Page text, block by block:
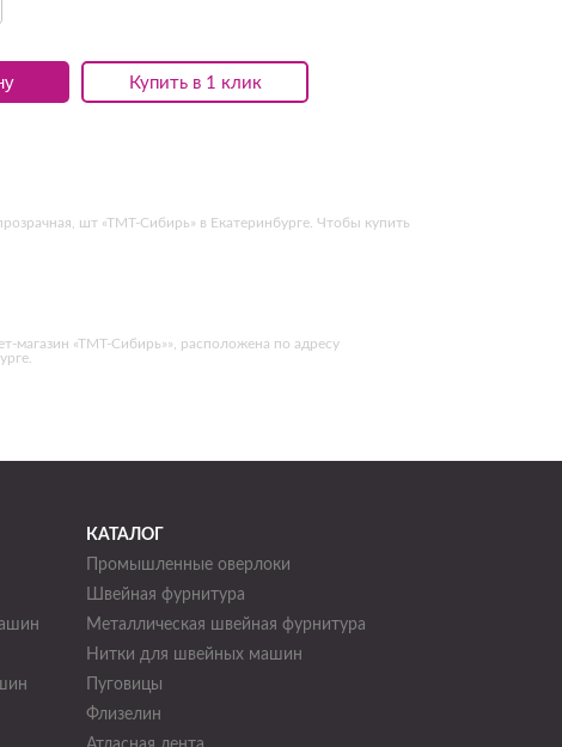
Купить в 1 клик
шт «ТМТ-Сибирь» в Екатеринбурге. Чтобы купить
«ТМТ-Сибирь»», расположена по адресу
КАТАЛОГ
Промышленные оверлоки
Швейная фурнитура
Металлическая швейная фурнитура
Нитки для швейных машин
Пуговицы
Флизелин